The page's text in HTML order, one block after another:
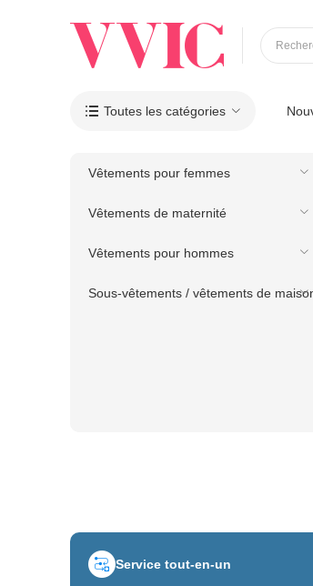
 Toutes les catégories
Vêtements pour femmes
Vêtements de maternité
Vêtements pour hommes
Sous-vêtements / vêtements de
Service tout-en-un